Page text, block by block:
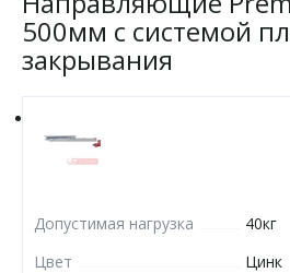
500мм с системой
закрывания
Допустимая нагрузка
40кг
Цвет
Цинк